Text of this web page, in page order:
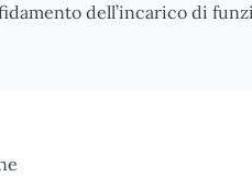
dell’incarico di